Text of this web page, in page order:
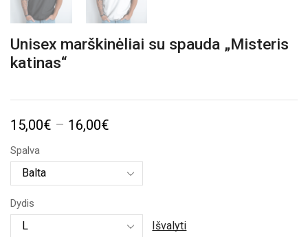
Unisex marškinėliai su spauda „Misteris
katinas“
15,00€ – 16,00€
15,00€
through
16,00€
Spalva
Dydis
Išvalyti